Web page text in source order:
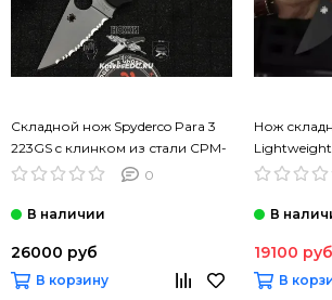
Складной нож Spyderco Para 3
223GS c клинком из стали CPM-
S45VN, рукоять G10 0
26000 руб
В корзину
Нож
Lightweight
клинком из
19100 руб
В